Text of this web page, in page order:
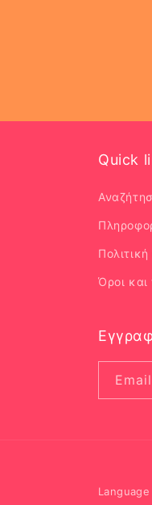
Quick
Όροι και
Email
Language